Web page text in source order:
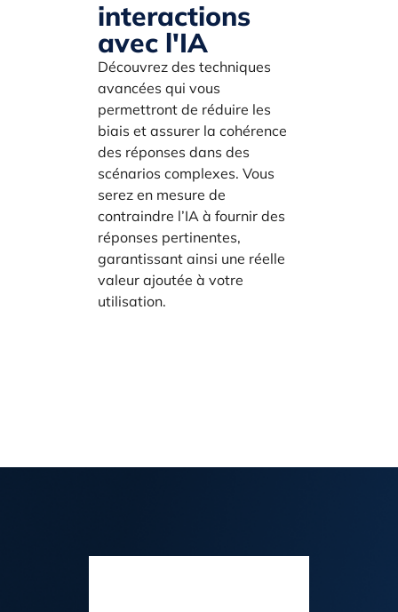
interactions
avec l'IA
Découvrez des techniques
avancées qui vous
permettront de réduire les
biais et assurer la cohérence
des réponses dans des
scénarios complexes. Vous
serez en mesure de
contraindre l’IA à fournir des
réponses pertinentes,
garantissant ainsi une réelle
valeur ajoutée à votre
utilisation.